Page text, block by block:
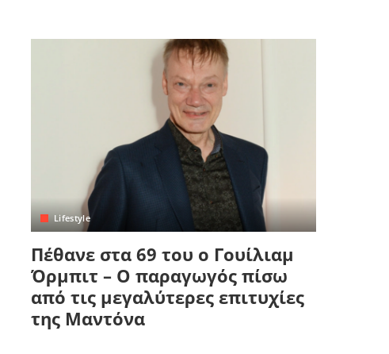
Lifestyle
Πέθανε στα 69 του ο Γουίλιαμ
Όρμπιτ – Ο παραγωγός πίσω
από τις μεγαλύτερες επιτυχίες
της Μαντόνα